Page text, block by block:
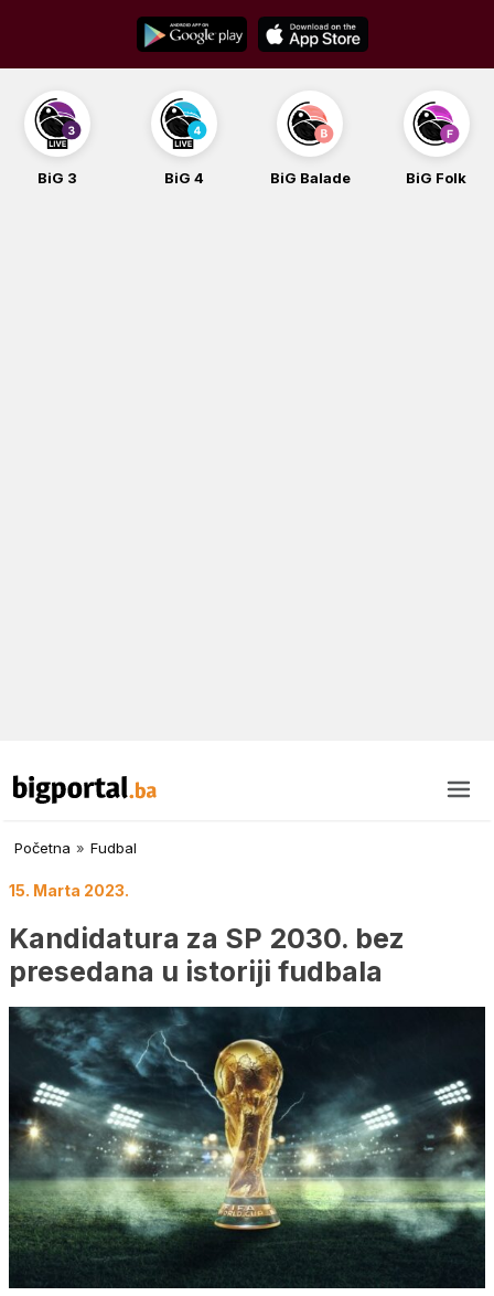
content
BiG 4 BiG Balade BiG Folk BiG iG
Početna » Fudbal
15. Marta 2023.
Kandidatura za SP 2030. bez
presedana u istoriji fudbala